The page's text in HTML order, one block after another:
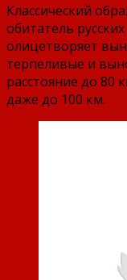
Классический
обитатель
олицетворяет
терпеливые и
расстояние до 80
даже до 100 км.